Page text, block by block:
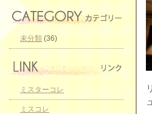
未分類(36)
ミスターコレ
ミスコレ